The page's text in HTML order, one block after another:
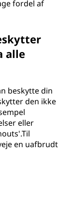
fordel af
alle
beskytte din
den ikke
eller
en uafbrudt